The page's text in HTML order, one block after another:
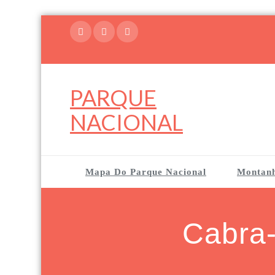
PARQUE
NACIONAL
Mapa Do Parque Nacional